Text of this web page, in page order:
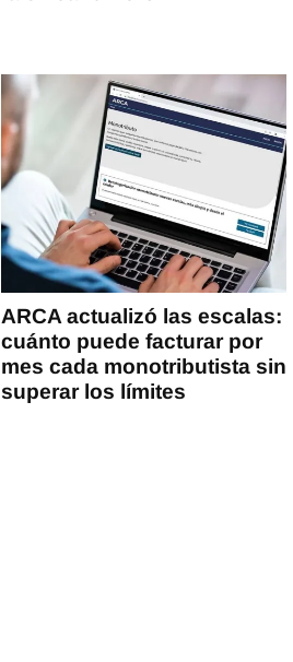
ARCA actualizó las escalas:
cuánto puede facturar por
mes cada monotributista sin
superar los límites